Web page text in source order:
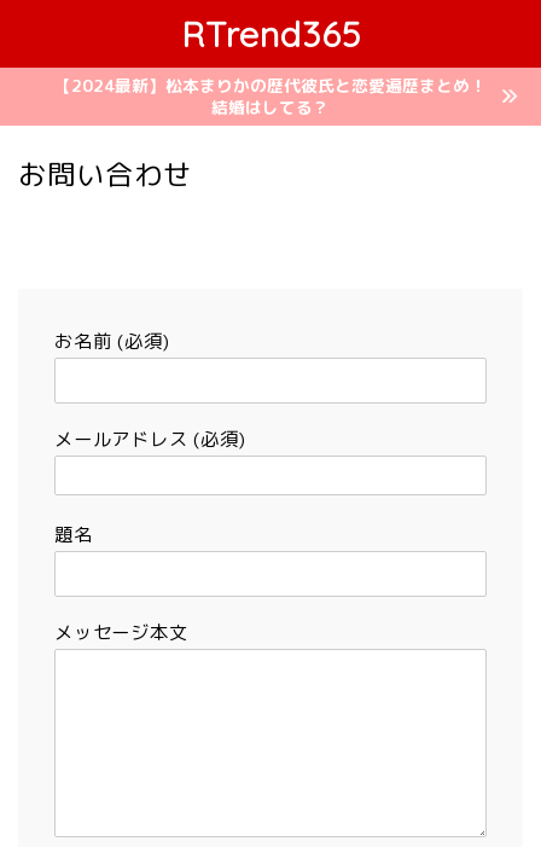
RTrend365
【2024最新】松本まりかの歴代彼氏と恋愛遍歴まとめ！
結婚はしてる？
お問い合わせ
お名前 (必須)
メールアドレス (必須)
題名
メッセージ本文